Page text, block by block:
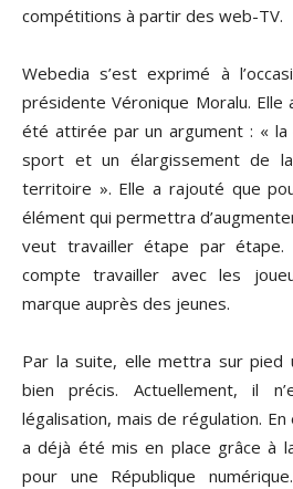
compétitions à partir des web-TV.
Webedia s’est exprimé à
présidente Véronique Moralu.
été attirée par un argument : « la
sport et un élargissement de
territoire ». Elle a rajouté que
élément qui permettra
veut travailler étape par étape.
compte travailler avec les
marque auprès des jeunes.
Par la suite, elle mettra sur pied
bien précis. Actuellement, il
légalisation, mais de régulation.
a déjà été mis en place grâce à
pour une République